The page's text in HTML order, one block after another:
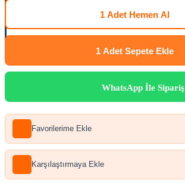
1 Adet Hemen Al
1 Adet Sepete Ekle
WhatsApp İle Sipariş
Favorilerime Ekle
Karşılaştırmaya Ekle